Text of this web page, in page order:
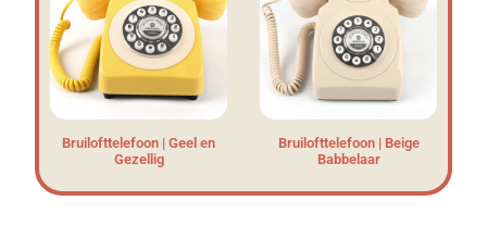
Bruilofttelefoon | Geel en
Gezellig
Bruilofttelefoon | Beige
Babbelaar